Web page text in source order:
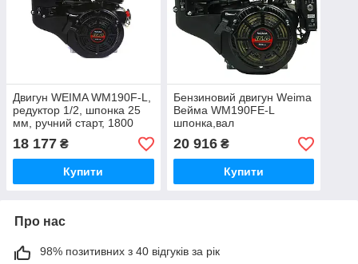
Двигун WEIMA WM190F-L,
редуктор 1/2, шпонка 25
мм, ручний старт, 1800
об./хв, 16 к.с.
18 177 ₴
Купити
Бензиновий двигун Weima
Вейма WM190FE-L
шпонка,вал
25мм,понижуючий
редуктор 1\2
20 916₴
Купити
Про нас
98% позитивних з 40 відгуків за рік